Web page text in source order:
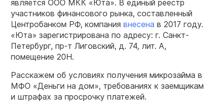
является ООО МКК «Юта». В единый реестр
участников финансового рынка, составленный
Центробанком РФ, компания внесена в 2017 году.
«Юта» зарегистрирована по адресу: г. Санкт-
Петербург, пр-т Лиговский, д. 74, лит. А,
помещение 20H.
Расскажем об условиях получения микрозайма в
МФО «Деньги на дом», требованиях к заемщикам
и штрафах за просрочку платежей.